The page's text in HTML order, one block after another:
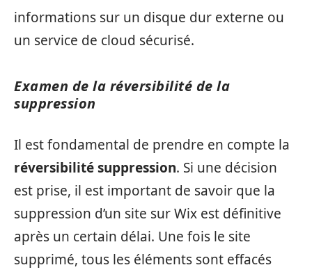
informations sur un disque dur externe ou
un service de cloud sécurisé.
Examen de la réversibilité de la
suppression
Il est fondamental de prendre en compte la
réversibilité suppression. Si une décision
est prise, il est important de savoir que la
suppression d’un site sur Wix est définitive
après un certain délai. Une fois le site
supprimé, tous les éléments sont effacés